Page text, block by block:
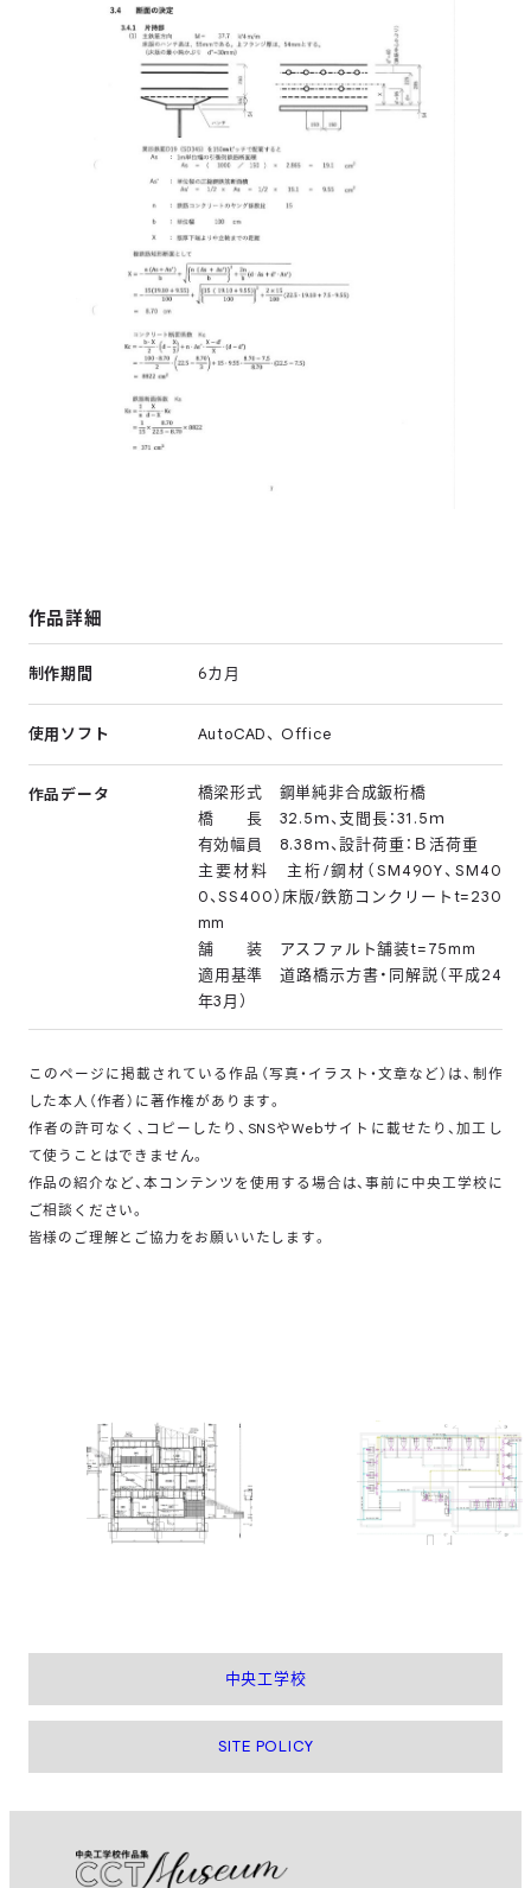
作品詳細
制作期間 6カ月
使用ソフト AutoCAD、 Office
作品データ
橋梁形式 鋼単純非合成鈑桁橋
橋 長 32.5ｍ、支間長：31.5ｍ
有効幅員 8.38ｍ、設計荷重：Ｂ活荷重
主要材料 主桁/鋼材（SM490Y、SM40
0、SS400）床版/鉄筋コンクリートt=230
mm
舗 装 アスファルト舗装t=75mm
適用基準 道路橋示方書・同解説（平成24
年3月）
このページに掲載されている作品（写真・イラスト・文章など）は、制作
した本人（作者）に著作権があります。
作者の許可なく、コピーしたり、SNSやWebサイトに載せたり、加工し
て使うことはできません。
作品の紹介など、本コンテンツを使用する場合は、事前に中央工学校に
ご相談ください。
皆様のご理解とご協力をお願いいたします。
中央工学校
SITE POLICY